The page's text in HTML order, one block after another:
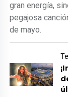
gran energía,
pegajosa
de mayo.